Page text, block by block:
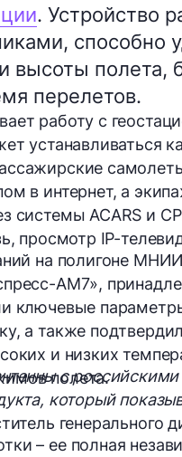
. Устройство
способно
высоты полета,
перелетов.
работу с
устанавливаться
в интернет, а
системы ACARS и
просмотр IP-
на полигоне
АМ7»,
ключевые
а также
и низких
полета.
с
который
генерального
– ее полная